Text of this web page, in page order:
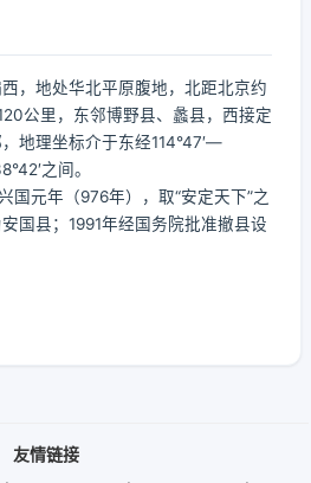
，地处华北平原腹地，北距北京约
公里，东邻博野县、蠡县，西接定
地理坐标介于东经114°47′—
之间。
国元年（976年），取“安定天下”之
国县；1991年经国务院批准撤县设
友情链接